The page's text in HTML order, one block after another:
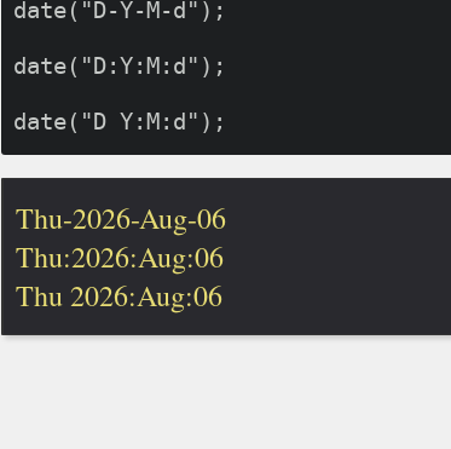
date("D-Y-M-d");
date("D:Y:M:d");
Thu-2026-Aug-06
Thu:2026:Aug:06
Thu 2026:Aug:06